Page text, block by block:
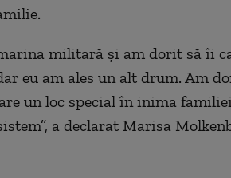
militară şi am dorit să îi
eu am ales un alt drum. Am
un loc special în inima
a declarat Marisa